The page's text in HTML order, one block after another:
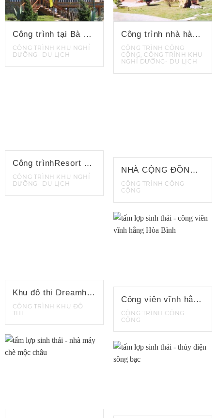
Công trình tại Bà Nà Hill
CÔNG TRÌNH KHU NGHỈ
DƯỠNG- DU LỊCH
Công trình nhà hàng Hạnh Phúc
CÔNG TRÌNH CÔNG
CỘNG, CÔNG TRÌNH KHU
NGHỈ DƯỠNG- DU LỊCH
Công trìnhResort Cana
CÔNG TRÌNH KHU NGHỈ
DƯỠNG- DU LỊCH
NHÀ CỘNG ĐỒNG KỲ THƯỢNG
CÔNG TRÌNH CÔNG
CỘNG
Khu đô thị Dreamhome Quảng Bình
CÔNG TRÌNH KHU ĐÔ
THỊ
Công viên vĩnh hằng Hòa Bình
CÔNG TRÌNH CÔNG
CỘNG